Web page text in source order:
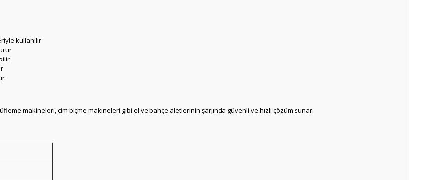
kullanılır
makineleri, çim biçme makineleri gibi el ve bahçe aletlerinin şarjında güvenli ve hızlı çözüm sunar.